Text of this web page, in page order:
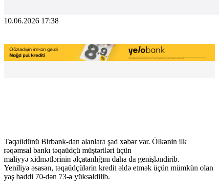
10.06.2026 17:38
Təqaüdünü Birbank-dan alanlara şad xəbər var. Ölkənin ilk
rəqəmsal bankı təqaüdçü müştəriləri üçün
maliyyə xidmətlərinin əlçatanlığını daha da genişləndirib.
Yeniliyə əsasən, təqaüdçülərin kredit əldə etmək üçün mümkün olan
yaş həddi 70-dən 73-ə yüksəldilib.